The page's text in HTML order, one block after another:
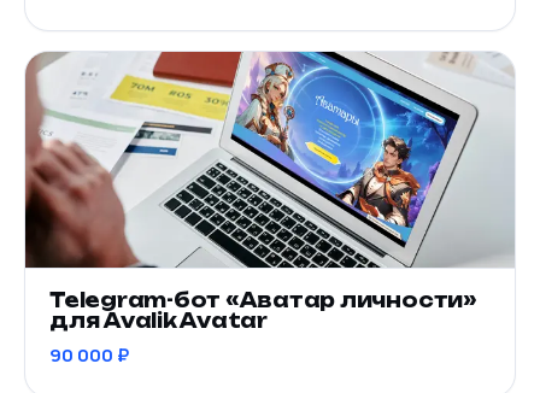
Telegram-бот «Аватар личности»
для Avalik Avatar
90 000 ₽